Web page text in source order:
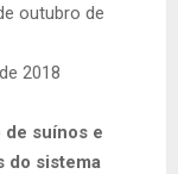
outubro de
2018
suínos e
do sistema